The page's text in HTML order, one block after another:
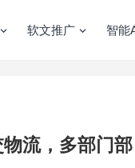
软文推广 智能
流，多部门部